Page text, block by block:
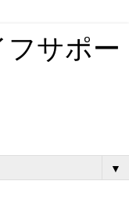
サポー
▼